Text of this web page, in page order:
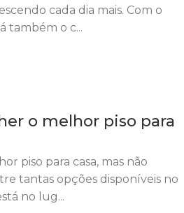
cada dia mais. Com o
também o c...
o melhor piso para
piso para casa, mas não
tantas opções disponíveis no
no lug...